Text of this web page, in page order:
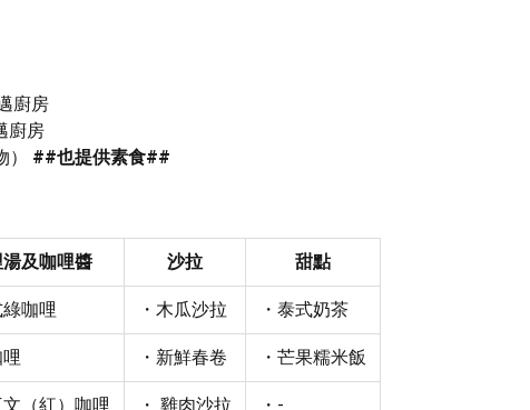
廚房
廚房
） ##也提供素食##
及咖哩醬 沙拉 甜點
綠咖哩 ・木瓜沙拉 ・泰式奶茶
哩 ・新鮮春卷 ・芒果糯米飯
文（紅）咖哩 ・ 雞肉沙拉 ・-